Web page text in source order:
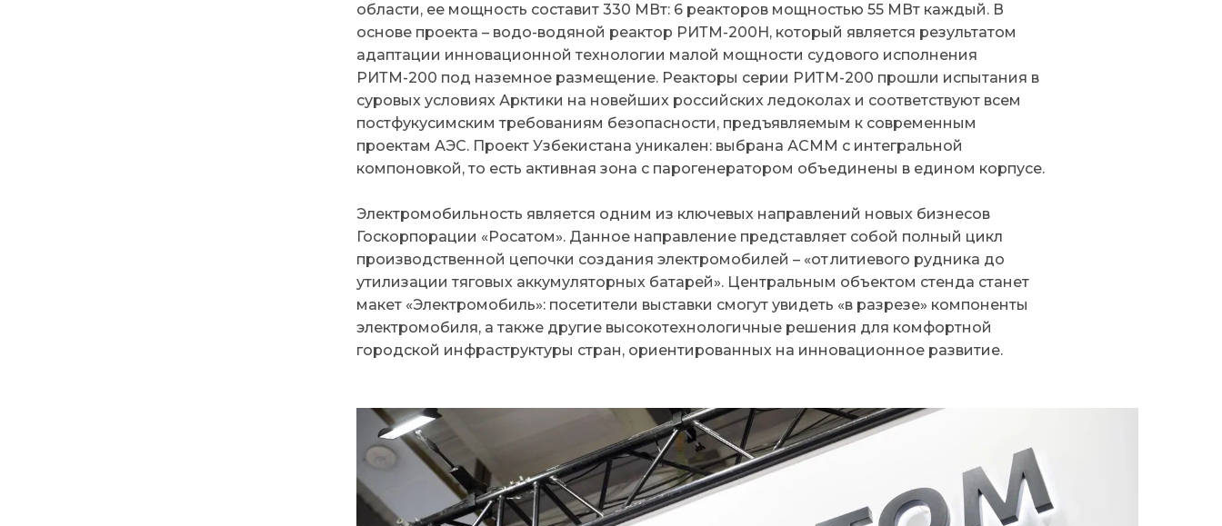
области, ее мощность составит 330 МВт: 6 реакторов мощностью 55 МВт каждый. В
основе проекта – водо-водяной реактор РИТМ-200Н, который является результатом
адаптации инновационной технологии малой мощности судового исполнения
РИТМ-200 под наземное размещение. Реакторы серии РИТМ-200 прошли испытания в
суровых условиях Арктики на новейших российских ледоколах и соответствуют всем
постфукусимским требованиям безопасности, предъявляемым к современным
проектам АЭС. Проект Узбекистана уникален: выбрана АСММ с интегральной
компоновкой, то есть активная зона с парогенератором объединены в едином корпусе.
Электромобильность является одним из ключевых направлений новых бизнесов
Госкорпорации «Росатом». Данное направление представляет собой полный цикл
производственной цепочки создания электромобилей – «от литиевого рудника до
утилизации тяговых аккумуляторных батарей». Центральным объектом стенда станет
макет «Электромобиль»: посетители выставки смогут увидеть «в разрезе» компоненты
электромобиля, а также другие высокотехнологичные решения для комфортной
городской инфраструктуры стран, ориентированных на инновационное развитие.